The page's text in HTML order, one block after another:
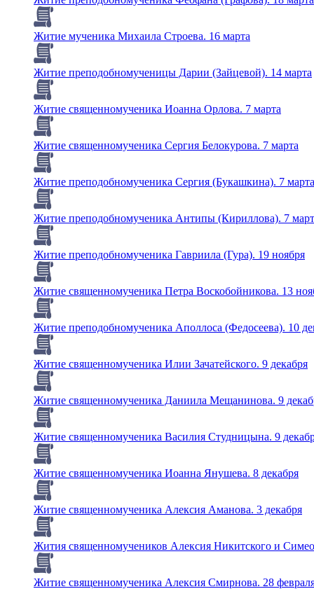
Житие мученика Михаила Строева. 16 марта
Житие преподобномученицы Дарии (Зайцевой). 14 марта
Житие священномученика Иоанна Орлова. 7 марта
Житие священномученика Сергия Белокурова. 7 марта
Житие преподобномученика Сергия (Букашкина). 7 марта
Житие преподобномученика Антипы (Кириллова). 7
Житие преподобномученика Гавриила (Гура). 19 ноября
Житие священномученика Петра Воскобойникова. 13
Житие преподобномученика Аполлоса (Федосеева). 10
Житие священномученика Илии Зачатейского. 9 декабря
Житие священномученика Даниила Мещанинова. 9
Житие священномученика Василия Студницына. 9
Житие священномученика Иоанна Янушева. 8 декабря
Житие священномученика Алексия Аманова. 3 декабря
Жития священномучеников Алексия Никитского и
Житие священномученика Алексия Смирнова. 28